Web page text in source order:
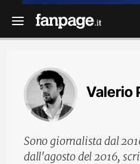
Valerio
Sono giornalista dal
dall'agosto del 2016,